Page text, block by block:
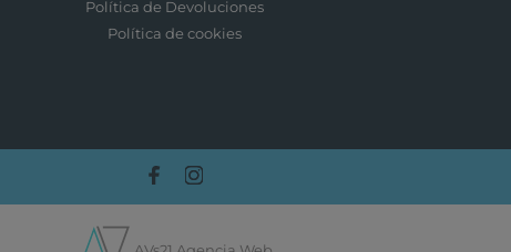
Política de Devoluciones
Política de cookies